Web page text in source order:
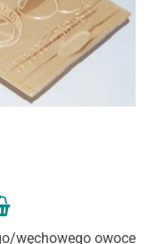
węchowego owoce